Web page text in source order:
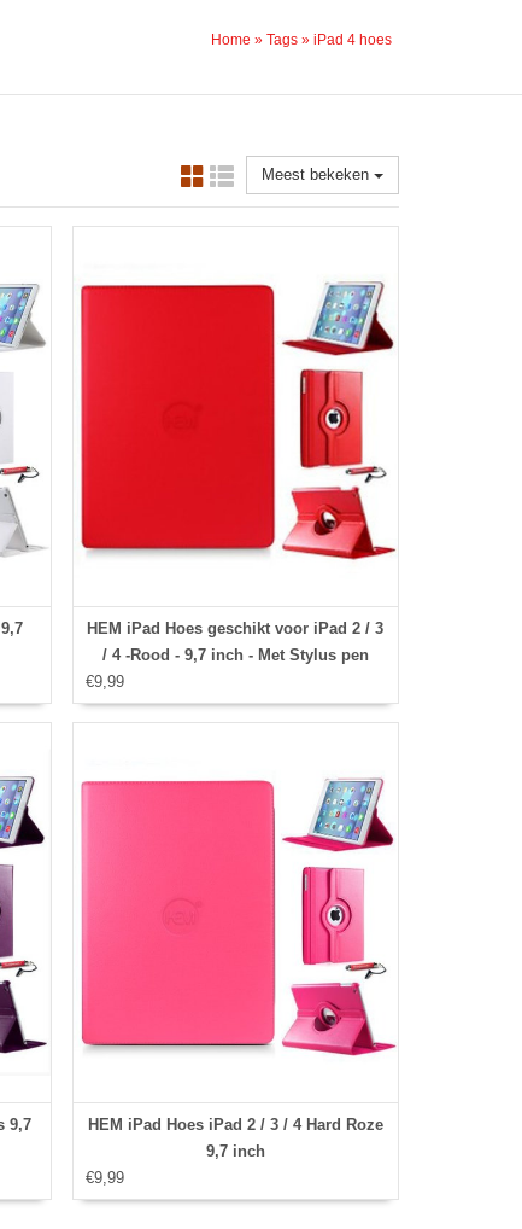
Home » Tags » iPad 4 hoes
Meest bekeken
HEM iPad Hoes geschikt voor iPad 2 / 3
/ 4 -Rood - 9,7 inch - Met Stylus pen
€9,99
9,7
HEM iPad Hoes iPad 2 / 3 / 4 Hard Roze
9,7 inch
€9,99